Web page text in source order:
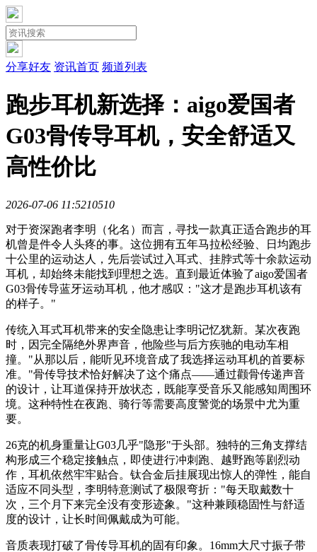
分享好友 资讯首页 频道列表
跑步耳机新选择：aigo爱国者
G03骨传导耳机，安全舒适又
高性价比
2026-07-06 11:5210510
对于资深跑者李明（化名）而言，寻找一款真正适合跑步的耳
机曾是件令人头疼的事。这位拥有五年马拉松经验、日均跑步
十公里的运动达人，先后尝试过入耳式、挂脖式等十余款运动
耳机，却始终未能找到理想之选。直到最近体验了aigo爱国者
G03骨传导蓝牙运动耳机，他才感叹："这才是跑步耳机该有
的样子。"
传统入耳式耳机带来的安全隐患让李明记忆犹新。某次夜跑
时，因完全隔绝外界声音，他险些与后方疾驰的电动车相
撞。"从那以后，能听见环境音成了我选择运动耳机的首要标
准。"骨传导技术恰好解决了这个痛点——通过颧骨传递声音
的设计，让耳道保持开放状态，既能享受音乐又能感知周围环
境。这种特性在夜跑、骑行等需要高度警觉的场景中尤为重
要。
26克的机身重量让G03几乎"隐形"于头部。独特的三角支撑结
构形成三个稳定接触点，即使进行冲刺跑、越野跑等剧烈动
作，耳机依然牢牢贴合。钛合金后挂展现出惊人的弹性，能自
适应不同头型，李明特意测试了极限弯折："每天取戴数十
次，三个月下来完全没有变形迹象。"这种兼顾稳固性与舒适
度的设计，让长时间佩戴成为可能。
音质表现打破了骨传导耳机的固有印象。16mm大尺寸振子带